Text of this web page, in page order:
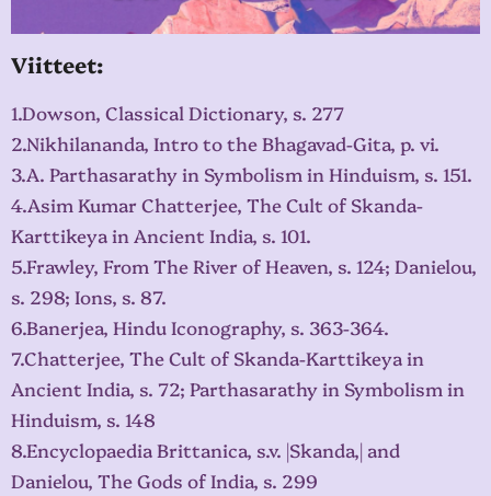
Viitteet:
1.Dowson, Classical Dictionary, s. 277
2.Nikhilananda, Intro to the Bhagavad-Gita, p. vi.
3.A. Parthasarathy in Symbolism in Hinduism, s. 151.
4.Asim Kumar Chatterjee, The Cult of Skanda-
Karttikeya in Ancient India, s. 101.
5.Frawley, From The River of Heaven, s. 124; Danielou,
s. 298; Ions, s. 87.
6.Banerjea, Hindu Iconography, s. 363-364.
7.Chatterjee, The Cult of Skanda-Karttikeya in
Ancient India, s. 72; Parthasarathy in Symbolism in
Hinduism, s. 148
8.Encyclopaedia Brittanica, s.v. |Skanda,| and
Danielou, The Gods of India, s. 299